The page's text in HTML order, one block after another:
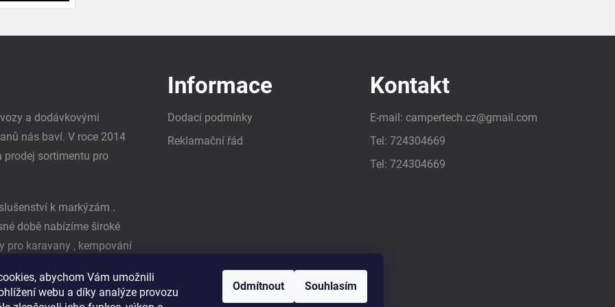
abychom Vám umožnili
webu a díky analýze provozu
Odmítnout Souhlasím
a dodávkovými
nás baví. V roce 2014
prodej sortimentu pro
k markýzám .
době nabízíme široké
pro karavany , kempování
Reimo
Informace
Dodací podmínky
Reklamační řád
Kontakt
E-mail: campertech.cz@gmail.com
Tel: 724304669
Tel: 724304669